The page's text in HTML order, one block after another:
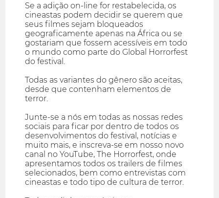
Se a adição on-line for restabelecida, os
cineastas podem decidir se querem que
seus filmes sejam bloqueados
geograficamente apenas na África ou se
gostariam que fossem acessíveis em todo
o mundo como parte do Global Horrorfest
do festival.
Todas as variantes do gênero são aceitas,
desde que contenham elementos de
terror.
Junte-se a nós em todas as nossas redes
sociais para ficar por dentro de todos os
desenvolvimentos do festival, notícias e
muito mais, e inscreva-se em nosso novo
canal no YouTube, The Horrorfest, onde
apresentamos todos os trailers de filmes
selecionados, bem como entrevistas com
cineastas e todo tipo de cultura de terror.